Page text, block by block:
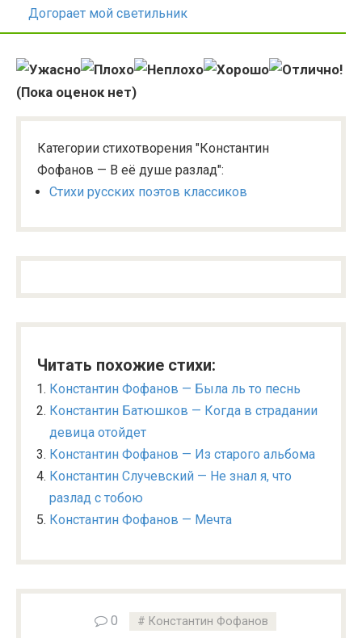
Догорает мой светильник
(Пока оценок нет)
Категории стихотворения "Константин
Фофанов — В её душе разлад":
Стихи русских поэтов классиков
Читать похожие стихи:
Константин Фофанов — Была ль то песнь
Константин Батюшков — Когда в страдании
девица отойдет
Константин Фофанов — Из старого альбома
Константин Случевский — Не знал я, что
разлад с тобою
Константин Фофанов — Мечта
0 Константин Фофанов